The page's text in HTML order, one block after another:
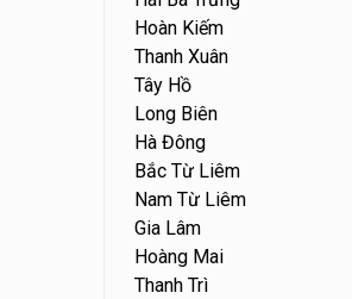
Hoàn Kiếm
Thanh Xuân
Tây Hồ
Long Biên
Hà Đông
Bắc Từ Liêm
Nam Từ Liêm
Gia Lâm
Hoàng Mai
Thanh Trì